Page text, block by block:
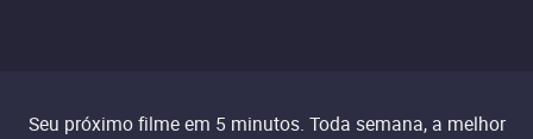
Seu próximo filme em 5 minutos. Toda semana, a melhor